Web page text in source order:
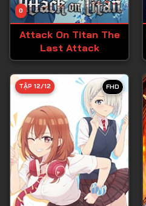
Tập
Tập
Tập
Tập
Tập
Tập
Tập
Tập
0
Attack On Titan The
Last Attack
FHD
TẬP 12/12